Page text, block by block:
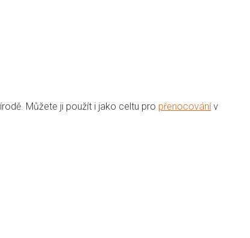
Můžete ji použít i jako celtu pro přenocovánív